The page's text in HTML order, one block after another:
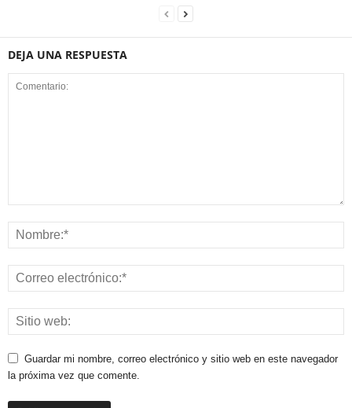
DEJA UNA RESPUESTA
Guardar mi nombre, correo electrónico y sitio web en este navegador
la próxima vez que comente.